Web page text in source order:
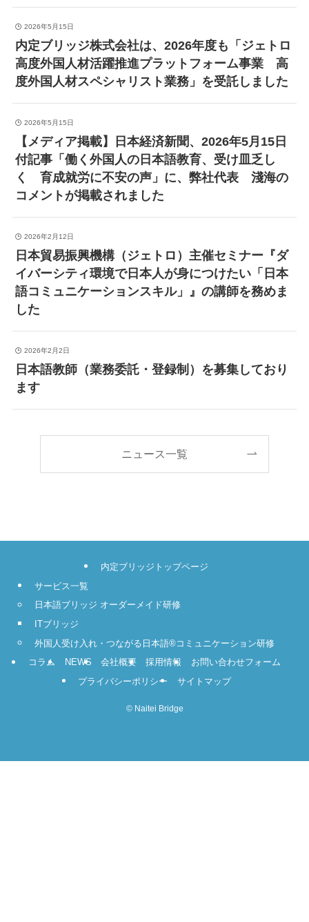
2026年5月15日
内定ブリッジ株式会社は、2026年度も「ジェトロ
高度外国人材活躍推進プラットフォーム事業 高
度外国人材スペシャリスト業務」を受託しました
2026年5月15日
【メディア掲載】日本経済新聞、2026年5月15日
付記事「働く外国人の日本語教育、受け皿乏し
く 育成就労に不安の声」に、弊社代表 淺海の
コメントが掲載されました
2026年2月12日
日本貿易振興機構（ジェトロ）主催セミナー『ダ
イバーシティ環境で日本人が身につけたい「日本
語コミュニケーションスキル」』の講師を務めま
した
2026年2月2日
日本語教師（業務委託・登録制）を募集しており
ます
ニュース一覧
内定ブリッジトップページ
サービス一覧
日本語ブリッジ オーダーメイド研修
ITブリッジ
外国人受け入れ・つながる日本語®コミュニケーション研修
コラム
NEWS 会社概要 採用情報
お問い合わせフォーム
プライバシーポリシー
サイトマップ
©Naitei Bridge